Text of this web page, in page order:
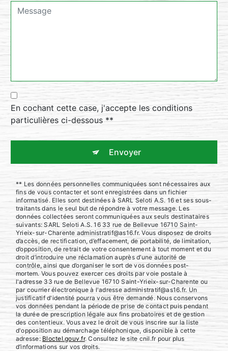
En cochant cette case, j'accepte les conditions
particulières ci-dessous **
Envoyer
** Les données personnelles communiquées sont nécessaires aux
fins de vous contacter et sont enregistrées dans un fichier
informatisé. Elles sont destinées à SARL Seloti A.S. 16 et ses sous-
traitants dans le seul but de répondre à votre message. Les
données collectées seront communiquées aux seuls destinataires
suivants: SARL Seloti A.S. 16 33 rue de Bellevue 16710 Saint-
Yrieix-sur-Charente administratif@as16.fr. Vous disposez de droits
d’accès, de rectification, d’effacement, de portabilité, de limitation,
d’opposition, de retrait de votre consentement à tout moment et du
droit d’introduire une réclamation auprès d’une autorité de
contrôle, ainsi que d’organiser le sort de vos données post-
mortem. Vous pouvez exercer ces droits par voie postale à
l'adresse 33 rue de Bellevue 16710 Saint-Yrieix-sur-Charente ou
par courrier électronique à l'adresse administratif@as16.fr. Un
justificatif d'identité pourra vous être demandé. Nous conservons
vos données pendant la période de prise de contact puis pendant
la durée de prescription légale aux fins probatoires et de gestion
des contentieux. Vous avez le droit de vous inscrire sur la liste
d'opposition au démarchage téléphonique, disponible à cette
adresse: Bloctel.gouv.fr. Consultez le site cnil.fr pour plus
d’informations sur vos droits.